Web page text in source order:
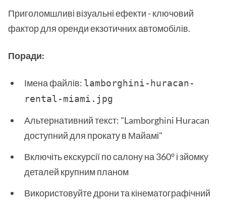
Приголомшливі візуальні ефекти - ключовий
фактор для оренди екзотичних автомобілів.
Поради:
Імена файлів: lamborghini-huracan-
rental-miami.jpg
Альтернативний текст: "Lamborghini Huracan
доступний для прокату в Майамі"
Включіть екскурсії по салону на 360° і зйомку
деталей крупним планом
Використовуйте дрони та кінематографічний